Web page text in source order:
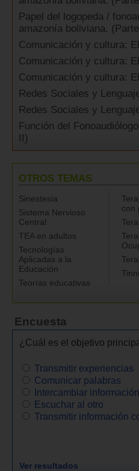
Papel del logopeda /
amazonía boliviana.
Comunicación y cultura:
Comunicación y cultura:
Comunicación y cultura:
Redes Sociales y
Redes Sociales y
Función del
II)
OTROS TEMAS
Sinestesia
Sistema Nervioso
Central
TEA en adultos
Tecnologías
Aplicadas a la
Educación
Teorías educativas
con
Encuesta
¿Cuál es el objetivo
Transmitir experiencias
Comunicar palabras
Intercambiar
Escuchar al otro
Transmitir información
Ver resultados